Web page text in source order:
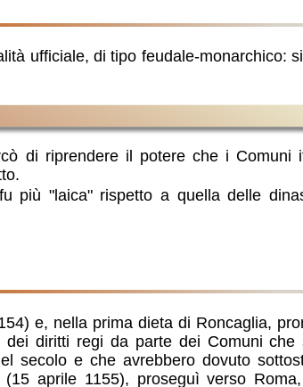
ufficiale, di tipo feudale-monarchico:
di riprendere il potere che i Comuni
più "laica" rispetto a quella delle
dei diritti regi da parte dei Comuni che
secolo e che avrebbero dovuto
aprile 1155), proseguì verso